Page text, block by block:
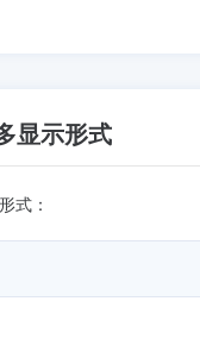
显示形式
式：